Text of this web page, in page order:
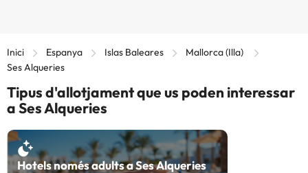
Inici Espanya Islas Baleares
Mallorca (Illa)
Ses Alqueries
Tipus d'allotjament que us poden interessar
a Ses Alqueries
Hotels només adults a Ses Alqueries